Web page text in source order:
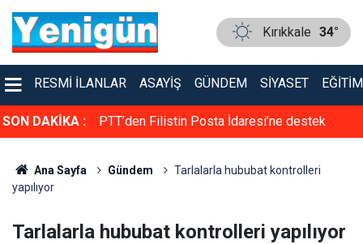
Kırıkkale 34°
RESMI İLANLAR ASAYIŞ GÜNDEM SIYASET EĞITIM
SON DAKİKA :
altına alma PTT’den Filistin Posta İdaresi’ne destek
Ana Sayfa Gündem
Tarlalarla hububat kontrolleri
yapılıyor
Tarlalarla hububat kontrolleri yapılıyor